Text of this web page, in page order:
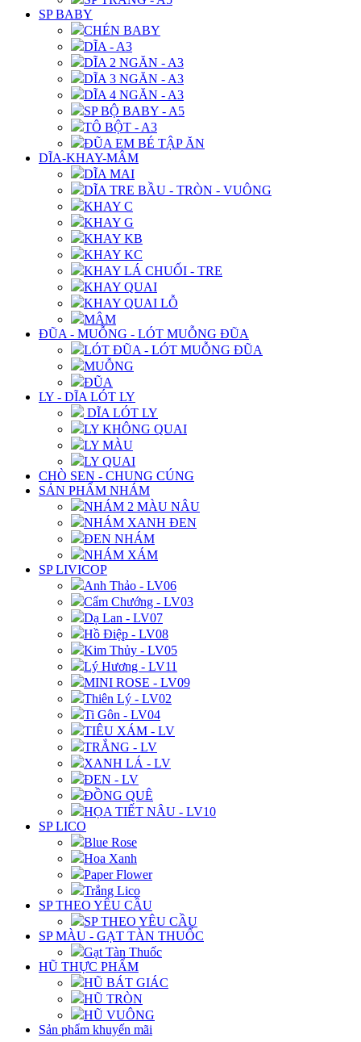
SP BABY
CHÉN BABY
DĨA - A3
DĨA 2 NGĂN - A3
DĨA 3 NGĂN - A3
DĨA 4 NGĂN - A3
SP BỘ BABY - A5
TÔ BỘT - A3
ĐŨA EM BÉ TẬP ĂN
DĨA-KHAY-MÂM
DĨA MAI
DĨA TRE BẦU - TRÒN - VUÔNG
KHAY C
KHAY G
KHAY KB
KHAY KC
KHAY LÁ CHUỐI - TRE
KHAY QUAI
KHAY QUAI LỖ
MÂM
ĐŨA - MUỖNG - LÓT MUỖNG ĐŨA
LÓT ĐŨA - LÓT MUỖNG ĐŨA
MUỖNG
ĐŨA
LY - DĨA LÓT LY
DĨA LÓT LY
LY KHÔNG QUAI
LY MÀU
LY QUAI
CHÒ SEN - CHUNG CÚNG
SẢN PHẨM NHÁM
NHÁM 2 MÀU NÂU
NHÁM XANH ĐEN
ĐEN NHÁM
NHÁM XÁM
SP LIVICOP
Anh Thảo - LV06
Cẩm Chướng - LV03
Dạ Lan - LV07
Hồ Điệp - LV08
Kim Thủy - LV05
Lý Hương - LV11
MINI ROSE - LV09
Thiên Lý - LV02
Ti Gôn - LV04
TIÊU XÁM - LV
TRẮNG - LV
XANH LÁ - LV
ĐEN - LV
ĐỒNG QUÊ
HỌA TIẾT NÂU - LV10
SP LICO
Blue Rose
Hoa Xanh
Paper Flower
Trắng Lico
SP THEO YÊU CẦU
SP THEO YÊU CẦU
SP MÀU - GẠT TÀN THUỐC
Gạt Tàn Thuốc
HŨ THỰC PHẨM
HŨ BÁT GIÁC
HŨ TRÒN
HŨ VUÔNG
Sản phẩm khuyến mãi